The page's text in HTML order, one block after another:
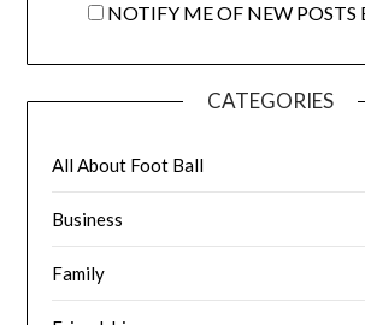
NOTIFY ME OF NEW POSTS
CATEGORIES
All About Foot Ball
Business
Family